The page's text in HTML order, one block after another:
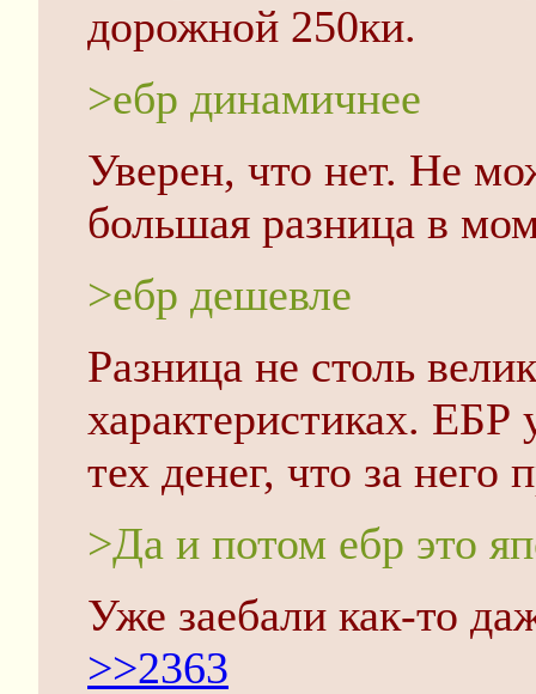
дорожной 250ки.
>ебр динамичнее
Уверен, что нет. Не
большая разница в
>ебр дешевле
Разница не столь
характеристиках. ЕБР
тех денег, что за него
>Да и потом ебр это
Уже заебали как-то
>>2363